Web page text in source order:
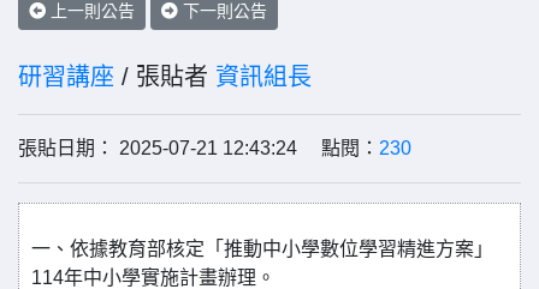
上一則公告 下一則公告
研習講座 / 張貼者 資訊組長
張貼日期： 2025-07-21 12:43:24 點閱： 230
一、依據教育部核定「推動中小學數位學習精進方案」
114年中小學實施計畫辦理。